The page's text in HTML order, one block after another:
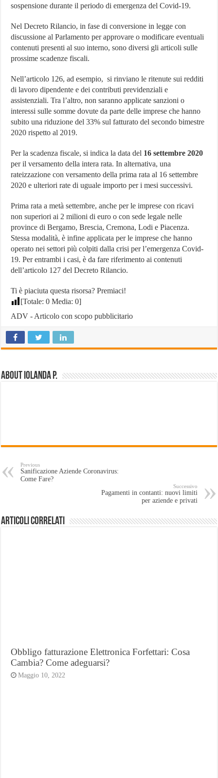
sospensione durante il periodo di emergenza del Covid-19.
Nel Decreto Rilancio, in fase di conversione in legge con
discussione al Parlamento per approvare o modificare eventuali
contenuti presenti al suo interno, sono diversi gli articoli sulle
prossime scadenze fiscali.
Nell’articolo 126, ad esempio, si rinviano le ritenute sui redditi
di lavoro dipendente e dei contributi previdenziali e
assistenziali. Tra l’altro, non saranno applicate sanzioni o
interessi sulle somme dovute da parte delle imprese che hanno
subito una riduzione del 33% sul fatturato del secondo bimestre
2020 rispetto al 2019.
Per la scadenza fiscale, si indica la data del 16 settembre 2020
per il versamento della intera rata. In alternativa, una
rateizzazione con versamento della prima rata al 16 settembre
2020 e ulteriori rate di uguale importo per i mesi successivi.
Prima rata a metà settembre, anche per le imprese con ricavi
non superiori ai 2 milioni di euro o con sede legale nelle
province di Bergamo, Brescia, Cremona, Lodi e Piacenza.
Stessa modalità, è infine applicata per le imprese che hanno
operato nei settori più colpiti dalla crisi per l’emergenza Covid-
19. Per entrambi i casi, è da fare riferimento ai contenuti
dell’articolo 127 del Decreto Rilancio.
Ti è piaciuta questa risorsa? Premiaci!
[Totale:0 Media:0]
ADV - Articolo con scopo pubblicitario
About Iolanda P.
Previous
Sanificazione Aziende Coronavirus:
Come Fare?
Successivo
Pagamenti in contanti: nuovi limiti
per aziende e privati
Articoli Correlati
Obbligo fatturazione Elettronica Forfettari: Cosa
Cambia? Come adeguarsi?
Maggio 10, 2022